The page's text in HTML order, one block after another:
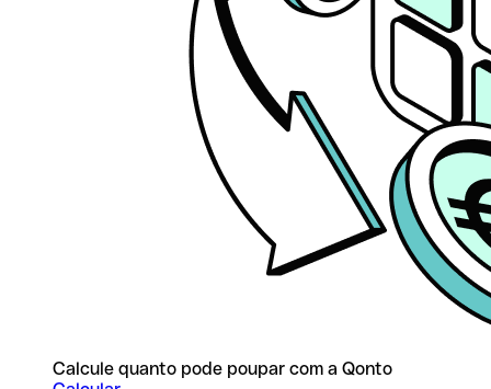
Calcule quanto pode poupar com a Qonto